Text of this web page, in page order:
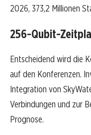
2026, 373,2 Millionen
256-Qubit-
Entscheidend wird die
auf den Konferenzen.
Integration von
Verbindungen und zur
Prognose.